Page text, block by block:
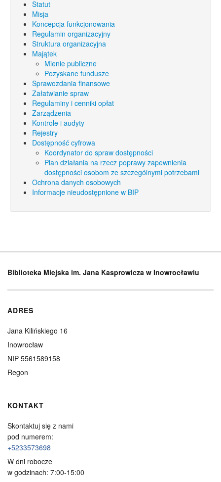
Statut
Misja
Koncepcja funkcjonowania
Regulamin organizacyjny
Struktura organizacyjna
Majątek
Mienie publiczne
Pozyskane fundusze
Sprawozdania finansowe
Załatwianie spraw
Regulaminy i cenniki opłat
Zarządzenia
Kontrole i audyty
Rejestry
Dostępność cyfrowa
Koordynator do spraw dostępności
Plan działania na rzecz poprawy zapewnienia
dostępności osobom ze szczególnymi potrzebami
Ochrona danych osobowych
Informacje nieudostępnione w BIP
Biblioteka Miejska im. Jana Kasprowicza w Inowrocławiu
ADRES
Jana Kilińskiego 16
Inowrocław
NIP 5561589158
Regon
KONTAKT
Skontaktuj się z nami
pod numerem:
+5233573698
W dni robocze
w godzinach: 7:00-15:00